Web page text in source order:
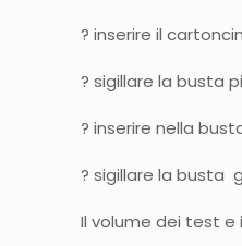
? inserire il
? sigillare la busta
? inserire nella
? sigillare la busta
Il volume dei test e